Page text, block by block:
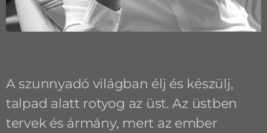
A szunnyadó világban élj és készülj,
talpad alatt rotyog az üst. Az üstben
tervek és ármány, mert az ember